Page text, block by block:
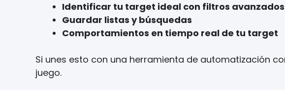
Identificar tu target ideal con filtros avanzados
Guardar listas y búsquedas
Comportamientos en tiempo real de tu target
Si unes esto con una herramienta de automatización
juego.